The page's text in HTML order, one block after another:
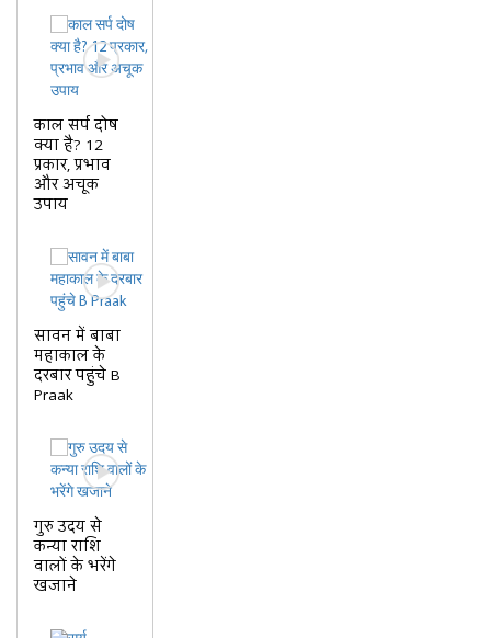
काल सर्प दोष
क्या है? 12
प्रकार, प्रभाव
और अचूक
उपाय
सावन में बाबा
महाकाल के
दरबार पहुंचे B
Praak
गुरु उदय से
कन्या राशि
वालों के भरेंगे
खजाने